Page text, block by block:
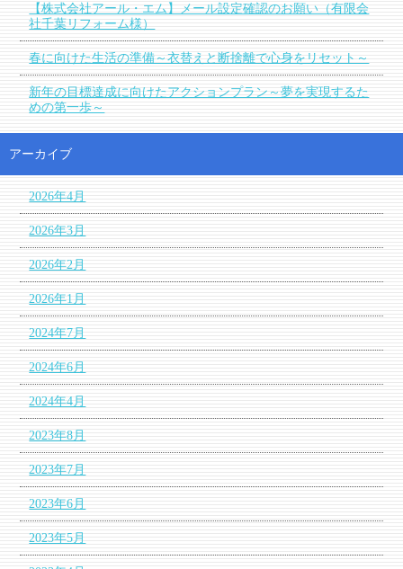
【株式会社アール・エム】メール設定確認のお願い（有限会
社千葉リフォーム様）
春に向けた生活の準備～衣替えと断捨離で心身をリセット～
新年の目標達成に向けたアクションプラン～夢を実現するた
めの第一歩～
アーカイブ
2026年4月
2026年3月
2026年2月
2026年1月
2024年7月
2024年6月
2024年4月
2023年8月
2023年7月
2023年6月
2023年5月